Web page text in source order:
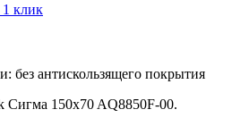
клик
без антискользящего покрытия
Сигма 150x70 AQ8850F-00.